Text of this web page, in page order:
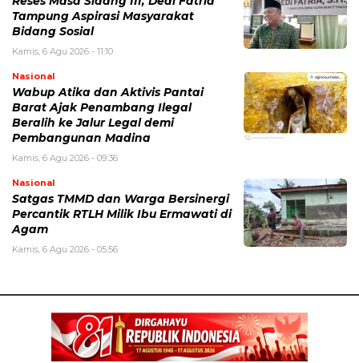
Tampung Aspirasi Masyarakat
Bidang Sosial
Kamis, 6 Agu 2026 - 11:10
Nasional
Wabup Atika dan Aktivis Pantai
Barat Ajak Penambang Ilegal
Beralih ke Jalur Legal demi
Pembangunan Madina
Kamis, 6 Agu 2026 - 09:36
Nasional
Satgas TMMD dan Warga Bersinergi
Percantik RTLH Milik Ibu Ermawati di
Agam
Kamis, 6 Agu 2026 - 05:56